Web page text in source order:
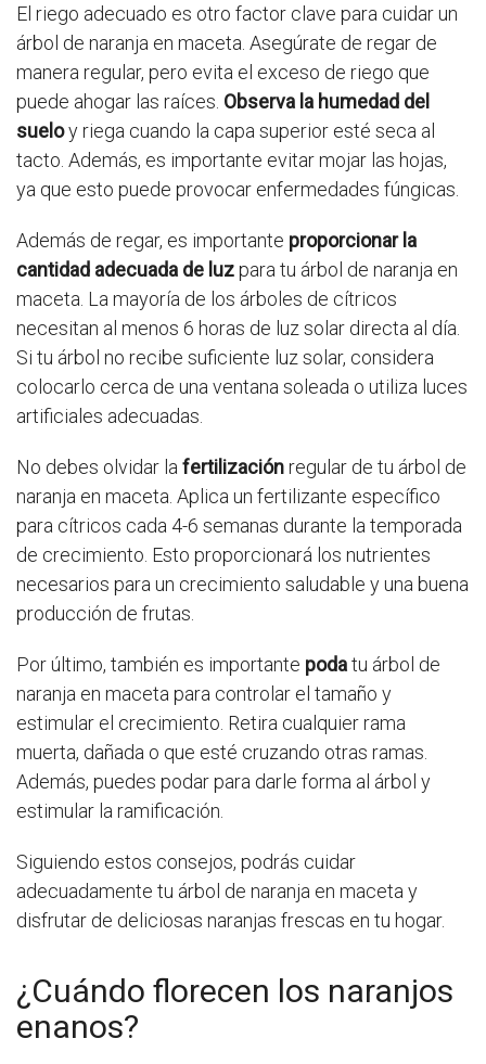
El riego adecuado es otro factor clave para cuidar un
árbol de naranja en maceta. Asegúrate de regar de
manera regular, pero evita el exceso de riego que
puede ahogar las raíces. Observa la humedad del
sueloy riega cuando la capa superior esté seca al
tacto. Además, es importante evitar mojar las hojas,
ya que esto puede provocar enfermedades fúngicas.
Además de regar, es importante proporcionar la
cantidad adecuada de luzpara tu árbol de naranja en
maceta. La mayoría de los árboles de cítricos
necesitan al menos 6 horas de luz solar directa al día.
Si tu árbol no recibe suficiente luz solar, considera
colocarlo cerca de una ventana soleada o utiliza luces
artificiales adecuadas.
No debes olvidar la fertilizaciónregular de tu árbol de
naranja en maceta. Aplica un fertilizante específico
para cítricos cada 4-6 semanas durante la temporada
de crecimiento. Esto proporcionará los nutrientes
necesarios para un crecimiento saludable y una buena
producción de frutas.
Por último, también es importante podatu árbol de
naranja en maceta para controlar el tamaño y
estimular el crecimiento. Retira cualquier rama
muerta, dañada o que esté cruzando otras ramas.
Además, puedes podar para darle forma al árbol y
estimular la ramificación.
Siguiendo estos consejos, podrás cuidar
adecuadamente tu árbol de naranja en maceta y
disfrutar de deliciosas naranjas frescas en tu hogar.
¿Cuándo florecen los naranjos
enanos?